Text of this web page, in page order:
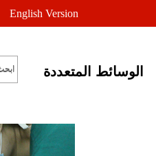
English Version
الوسائط المتعددة